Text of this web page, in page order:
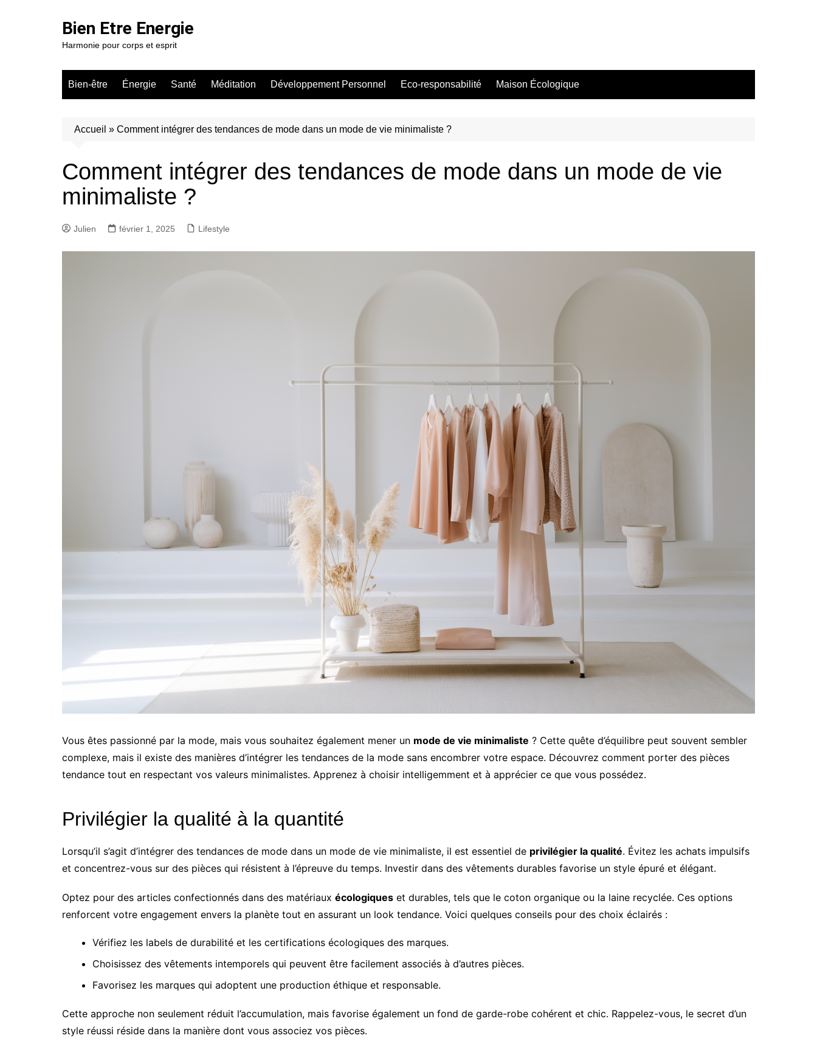
Bien Etre Energie
Harmonie pour corps et esprit
Bien-être Énergie Santé Méditation Développement Personnel Eco-responsabilité Maison Écologique
Accueil » Comment intégrer des tendances de mode dans un mode de vie minimaliste ?
Comment intégrer des tendances de mode dans un mode de vie
minimaliste ?
Julien février 1, 2025 Lifestyle
Vous êtes passionné par la mode, mais vous souhaitez également mener un mode de vie minimaliste ? Cette quête d’équilibre peut souvent sembler
complexe, mais il existe des manières d’intégrer les tendances de la mode sans encombrer votre espace. Découvrez comment porter des pièces
tendance tout en respectant vos valeurs minimalistes. Apprenez à choisir intelligemment et à apprécier ce que vous possédez.
Privilégier la qualité à la quantité
Lorsqu’il s’agit d’intégrer des tendances de mode dans un mode de vie minimaliste, il est essentiel de privilégier la qualité. Évitez les achats impulsifs
et concentrez-vous sur des pièces qui résistent à l’épreuve du temps. Investir dans des vêtements durables favorise un style épuré et élégant.
Optez pour des articles confectionnés dans des matériaux écologiques et durables, tels que le coton organique ou la laine recyclée. Ces options
renforcent votre engagement envers la planète tout en assurant un look tendance. Voici quelques conseils pour des choix éclairés :
Vérifiez les labels de durabilité et les certifications écologiques des marques.
Choisissez des vêtements intemporels qui peuvent être facilement associés à d’autres pièces.
Favorisez les marques qui adoptent une production éthique et responsable.
Cette approche non seulement réduit l’accumulation, mais favorise également un fond de garde-robe cohérent et chic. Rappelez-vous, le secret d’un
style réussi réside dans la manière dont vous associez vos pièces.